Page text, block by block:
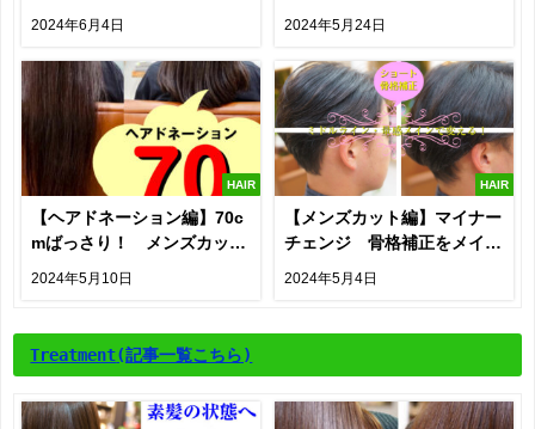
術・クセの構造・薬液につい
2024年6月4日
カン）するのも手ですよ！
2024年5月24日
HAIR
【ヘアドネーション編】70c
mばっさり！ メンズカット
でも貢献できる。
2024年5月10日
HAIR
【メンズカット編】マイナー
チェンジ 骨格補正をメイン
で考える。
2024年5月4日
Treatment(記事一覧こちら)